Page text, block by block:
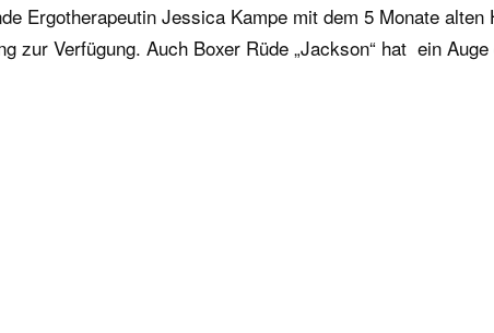
Ergotherapeutin Jessica Kampe mit dem 5 Monate alten
zur Verfügung. Auch Boxer Rüde „Jackson“ hat ein